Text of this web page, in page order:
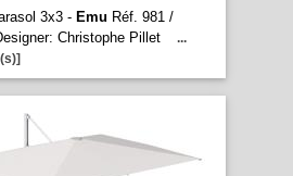
3x3 - Emu Réf. 981 /
Christophe Pillet
...